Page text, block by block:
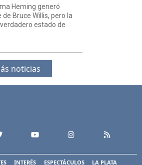
Heming generó
Bruce Willis, pero la
estado de
noticias
INTERÉS ESPECTÁCULOS LA PLATA